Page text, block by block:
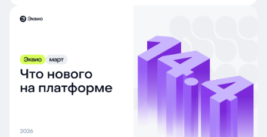
процессы в компании и умеет выстраивать
неформальных лидеров и применение их навыков
может стать стратегией управления персоналом,
которая повысит производительность и создаст
более позитивную корпоративную культуру. Как это
сделать — рассказали в статье.